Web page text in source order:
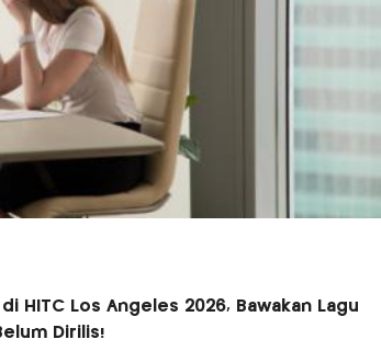
HITC Los Angeles 2026, Bawakan Lagu
Dirilis!